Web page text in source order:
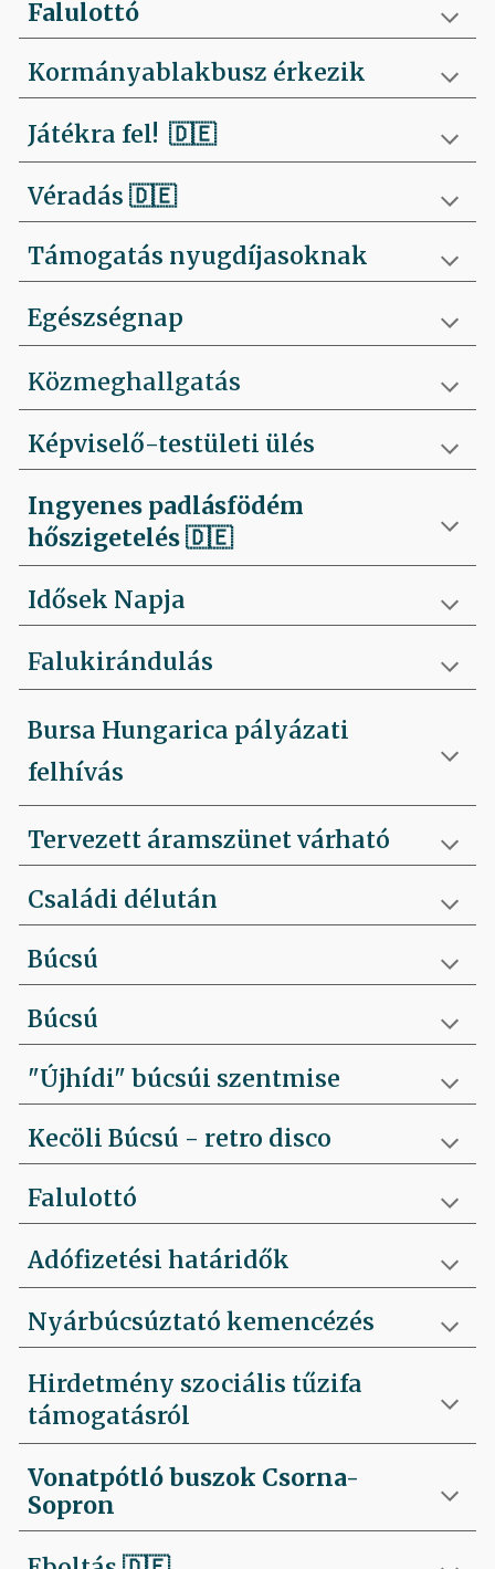
Falulottó
Kormányablakbusz érkezik
Játékra fel!🇩🇪
Véradás🇩🇪
Támogatás nyugdíjasoknak
Egészségnap
Közmeghallgatás
Képviselő-testületi ülés
Ingyenes padlásfödém
hőszigetelés🇩🇪
Idősek Napja
Falukirándulás
Bursa Hungarica pályázati
felhívás
Tervezett áramszünet várható
Családi délután
Búcsú
Búcsú
"Újhídi" búcsúi szentmise
Kecöli Búcsú - retro disco
Falulottó
Adófizetési határidők
Nyárbúcsúztató kemencézés
Hirdetmény szociális tűzifa
támogatásról
Vonatpótló buszok Csorna-
Sopron